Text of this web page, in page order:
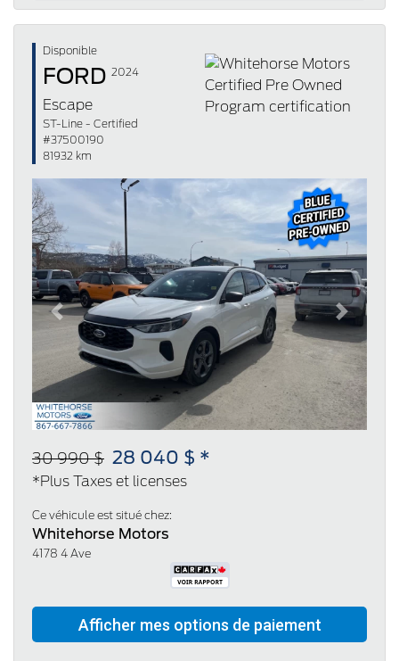
Disponible
FORD 2024
Escape
ST-Line - Certified
#37500190
81932 km
Previous Next
30 990 $ 28 040 $ *
*Plus Taxes et licenses
Ce véhicule est situé chez:
Whitehorse Motors
4178 4 Ave